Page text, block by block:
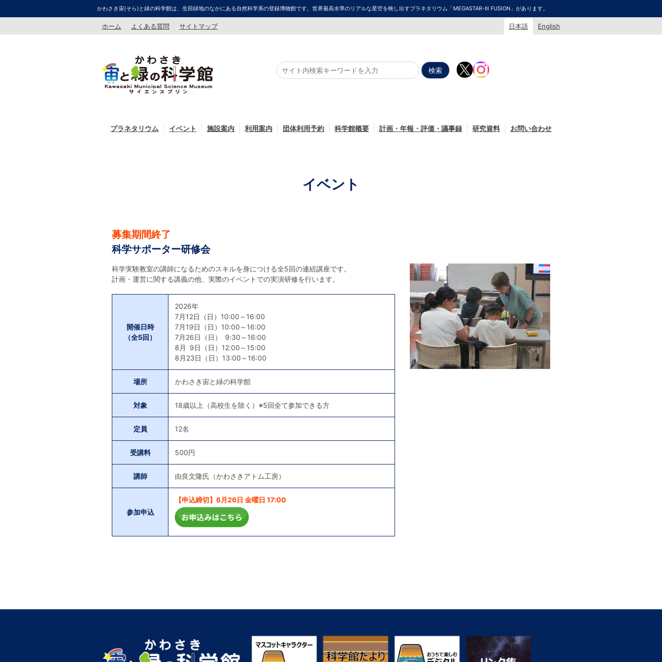
かわさき宙(そら)と緑の科学館は、生田緑地のなかにある自然科学系の登録博物館です。世界最高水準のリアルな星空を映し出すプラネタリウム「MEGASTAR-Ⅲ FUSION」があります。
ホーム よくある質問 サイトマップ 日本語 English
プラネタリウム イベント 施設案内 利用案内 団体利用予約 科学館概要 計画・年報・評価・議事録 研究資料 お問い合わせ
イベント
募集期間終了
科学サポーター研修会
科学実験教室の講師になるためのスキルを身につける全5回の連続講座です。
計画・運営に関する講義の他、実際のイベントでの実演研修を行います。
開催日時
（全5回）
2026年
7月12日（日）10:00～16:00
7月19日（日）10:00～16:00
7月26日（日） 9:30～16:00
8月 9日（日）12:00～15:00
8月23日（日）13:00～16:00
場所 かわさき宙と緑の科学館
対象 18歳以上（高校生を除く）※5回全て参加できる方
定員 12名
受講料 500円
講師 由良文隆氏（かわさきアトム工房）
参加申込
【申込締切】6月26日 金曜日 17:00